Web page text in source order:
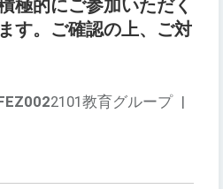
極的にご参加いただく
す。ご確認の上、ご対
2101教育グループ |